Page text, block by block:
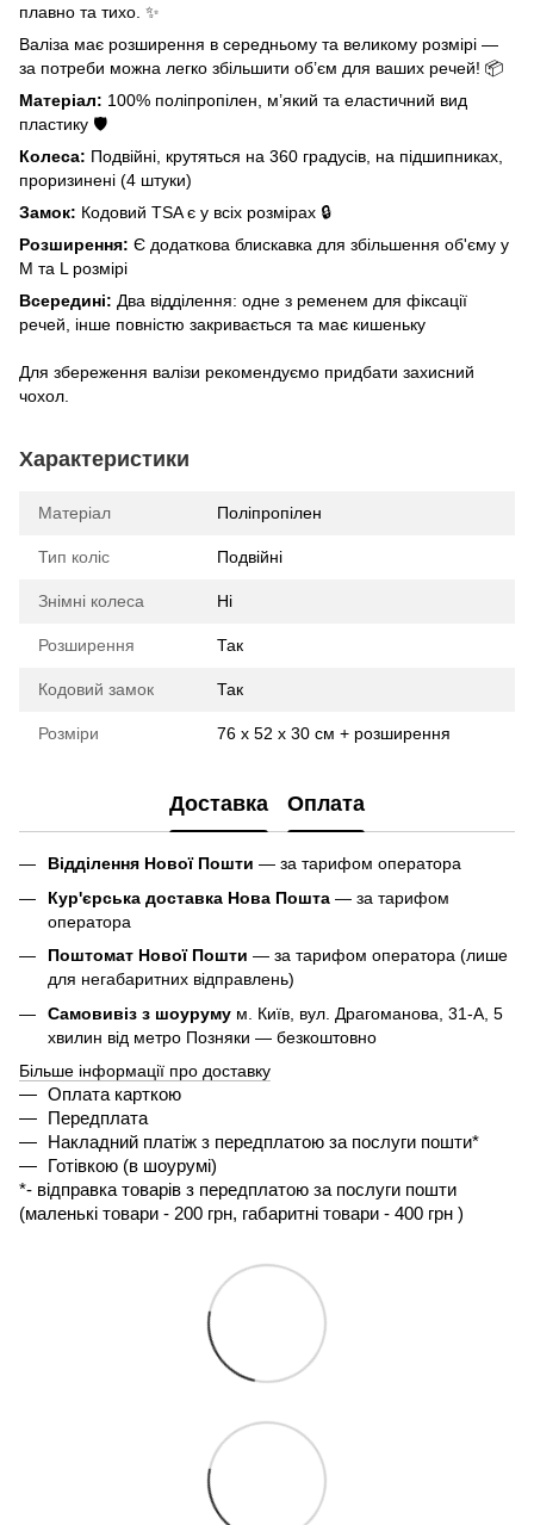
плавно та тихо. ✨
Валіза має розширення в середньому та великому розмірі —
за потреби можна легко збільшити об’єм для ваших речей! 📦
Матеріал: 100% поліпропілен, м’який та еластичний вид
пластику 🛡️
Колеса: Подвійні, крутяться на 360 градусів, на підшипниках,
проризинені (4 штуки)
Замок: Кодовий TSA є у всіх розмірах 🔒
Розширення: Є додаткова блискавка для збільшення об'єму у
M та L розмірі
Всередині: Два відділення: одне з ременем для фіксації
речей, інше повністю закривається та має кишеньку
Для збереження валізи рекомендуємо придбати захисний
чохол.
Характеристики
Матеріал Поліпропілен
Тип коліс Подвійні
Знімні колеса Ні
Розширення Так
Кодовий замок Так
Розміри 76 х 52 х 30 см + розширення
Доставка Оплата
Відділення Нової Пошти — за тарифом оператора
Кур'єрська доставка Нова Пошта — за тарифом
оператора
Поштомат Нової Пошти — за тарифом оператора (лише
для негабаритних відправлень)
Самовивіз з шоуруму м. Київ, вул. Драгоманова, 31-А, 5
хвилин від метро Позняки — безкоштовно
Більше інформації про доставку
Оплата карткою
Передплата
Накладний платіж з передплатою за послуги пошти*
Готівкою (в шоурумі)
*- відправка товарів з передплатою за послуги пошти
(маленькі товари - 200 грн, габаритні товари - 400 грн )